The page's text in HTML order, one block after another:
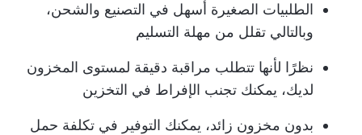
الطلبيات الصغيرة أسهل في التصنيع والشحن،
وبالتالي تقلل من مهلة التسليم
نظرًا لأنها تتطلب مراقبة دقيقة لمستوى المخزون
لديك، يمكنك تجنب الإفراط في التخزين
بدون مخزون زائد، يمكنك التوفير في تكلفة حمل